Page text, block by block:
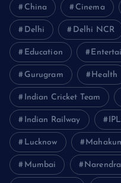
China Cinema
Delhi Delhi NCR
Education
Gurugram Health
Indian Cricket Team
Indian Railway
Lucknow
Mumbai